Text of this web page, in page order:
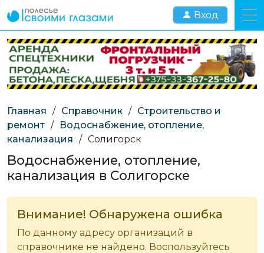
Вход
Главная / Справочник / Строительство и
ремонт /
Водоснабжение, отопление,
канализация / Солигорск
Водоснабжение, отопление,
канализация в Солигорске
Внимание! Обнаружена ошибка
По данному адресу организаций в
справочнике не найдено. Воспользуйтесь